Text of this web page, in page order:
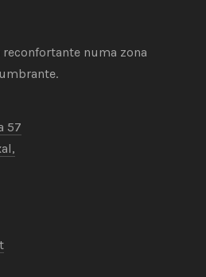
numa zona
57